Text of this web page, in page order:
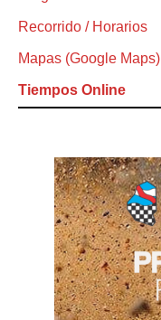
Recorrido / Horarios
Mapas (Google Maps)
Tiempos Online